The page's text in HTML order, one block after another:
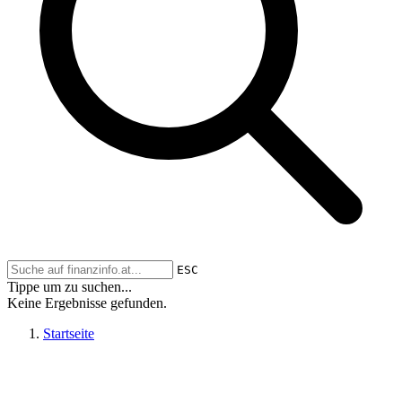
ESC
Tippe um zu suchen...
Keine Ergebnisse gefunden.
Startseite